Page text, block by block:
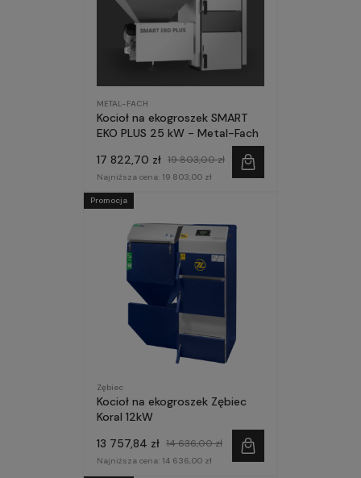
METAL-FACH
Kocioł na ekogroszek SMART
EKO PLUS 25 kW - Metal-Fach
17 822,70 zł 19 803,00 zł
Najniższa cena: 19 803,00 zł
Zębiec
Kocioł na ekogroszek Zębiec
Koral 12kW
13 757,84 zł 14 636,00 zł
Najniższa cena: 14 636,00 zł
Promocja